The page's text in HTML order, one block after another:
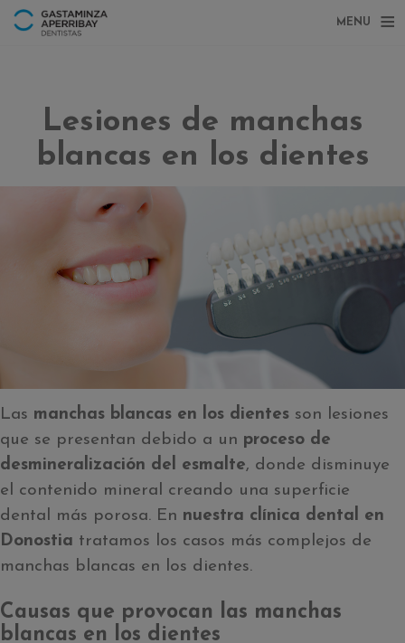
MENU
Lesiones de manchas
blancas en los dientes
Las manchas blancas en los dientes son lesiones
que se presentan debido a un proceso de
desmineralización del esmalte, donde disminuye
el contenido mineral creando una superficie
dental más porosa. En nuestra clínica dental en
Donostia tratamos los casos más complejos de
manchas blancas en los dientes.
Causas que provocan las manchas
blancas en los dientes